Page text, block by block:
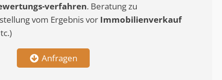
verfahren. Beratung zu
vom Ergebnis vor Immobilienverkauf
Anfragen